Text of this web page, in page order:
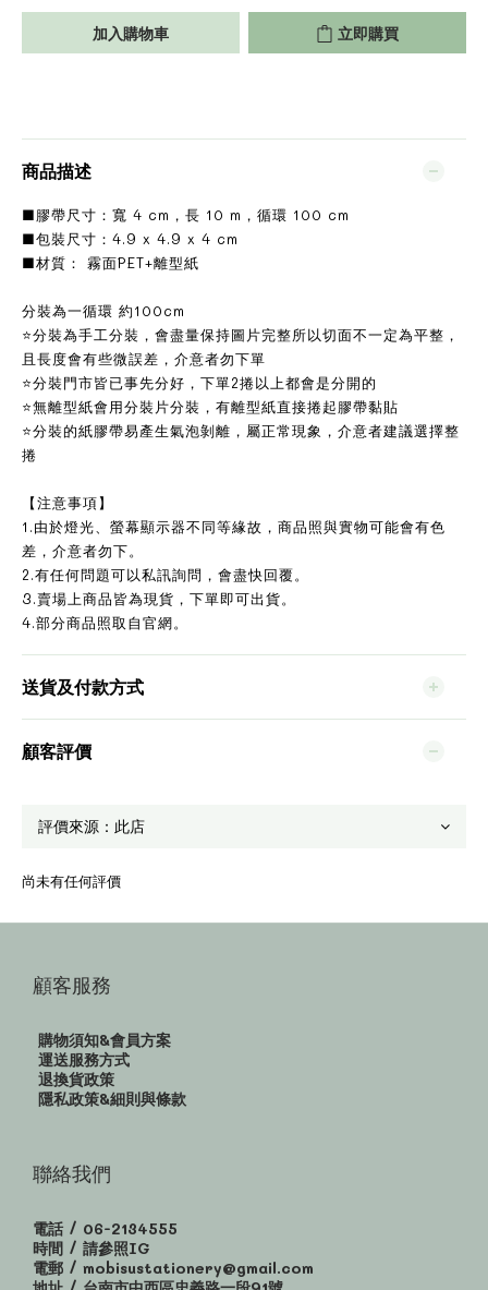
加入購物車 立即購買
商品描述
■膠帶尺寸：寬 4 cm，長 10 m，循環 100 cm
■包裝尺寸：4.9 x 4.9 x 4 cm
■材質： 霧面PET+離型紙
分裝為一循環 約100cm
⭐分裝為手工分裝，會盡量保持圖片完整所以切面不一定為平整，
且長度會有些微誤差，介意者勿下單
⭐分裝門市皆已事先分好，下單2捲以上都會是分開的
⭐無離型紙會用分裝片分裝，有離型紙直接捲起膠帶黏貼
⭐分裝的紙膠帶易產生氣泡剝離，屬正常現象，介意者建議選擇整
捲
【注意事項】
1.由於燈光、螢幕顯示器不同等緣故，商品照與實物可能會有色
差，介意者勿下。
2.有任何問題可以私訊詢問，會盡快回覆。
3.賣場上商品皆為現貨，下單即可出貨。
4.部分商品照取自官網。
送貨及付款方式
顧客評價
尚未有任何評價
顧客服務
購物須知&會員方案
運送服務方式
退換貨政策
隱私政策&細則與條款
聯絡我們
電話 / 06-2134555
時間 / 請參照IG
電郵 / mobisustationery@gmail.com